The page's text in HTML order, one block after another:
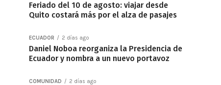
Feriado del 10 de agosto: viajar desde
Quito costará más por el alza de pasajes
ECUADOR 2 días ago
Daniel Noboa reorganiza la Presidencia de
Ecuador y nombra a un nuevo portavoz
COMUNIDAD 2 días ago